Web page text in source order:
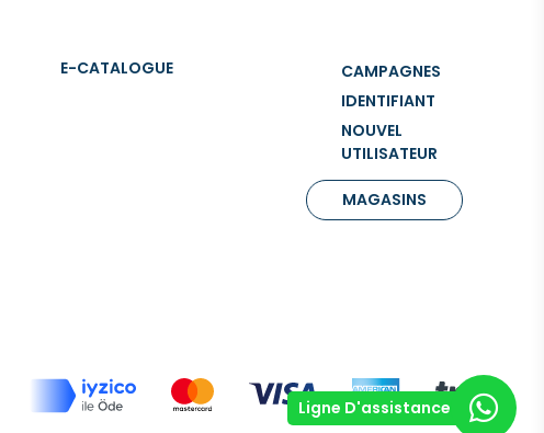
E-CATALOGUE
CAMPAGNES
IDENTIFIANT
NOUVEL
UTILISATEUR
MAGASINS
Ligne D'assistance